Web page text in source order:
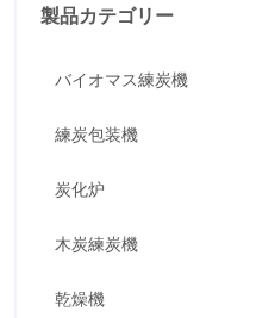
製品カテゴリー
バイオマス練炭機
練炭包装機
炭化炉
木炭練炭機
乾燥機